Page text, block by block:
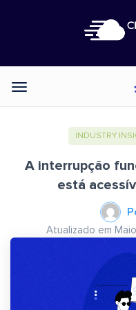
Categories
INDUSTRY
A interrupção
está
Atualizado em